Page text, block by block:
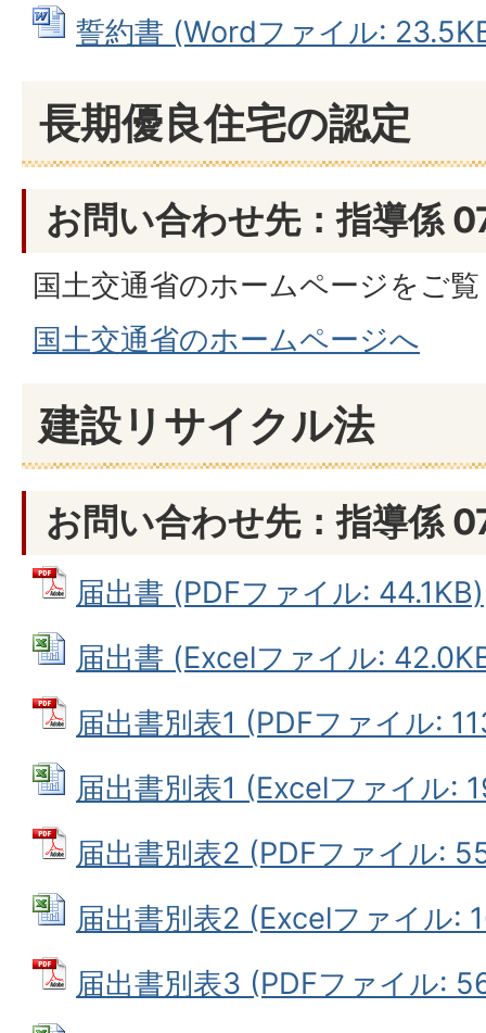
誓約書 (Wordファイル:
長期優良住宅の認定
お問い合わせ先：指導係
国土交通省のホームページをご
国土交通省のホームページへ
建設リサイクル法
お問い合わせ先：指導係
届出書 (PDFファイル: 44.1KB)
届出書 (Excelファイル:
届出書別表1 (PDFファイル:
届出書別表1 (Excelファイル:
届出書別表2 (PDFファイル:
届出書別表2 (Excelファイル:
届出書別表3 (PDFファイル: